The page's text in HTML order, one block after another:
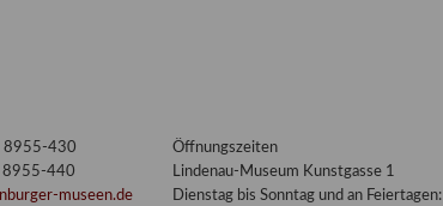
8955-430
8955-440
museen.de
Öffnungszeiten
Lindenau-Museum Kunstgasse 1
Dienstag bis Sonntag und an Feiertagen: